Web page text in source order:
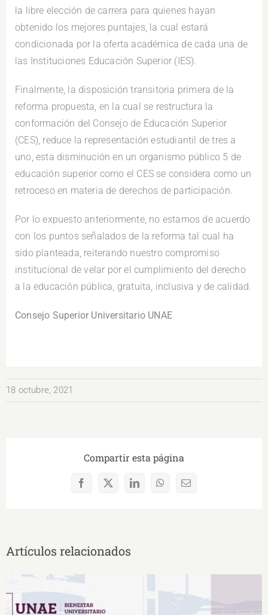
la libre elección de carrera para quienes hayan
obtenido los mejores puntajes, la cual estará
condicionada por la oferta académica de cada una de
las Instituciones Educación Superior (IES).
Finalmente, la disposición transitoria primera de la
reforma propuesta, en la cual se restructura la
conformación del Consejo de Educación Superior
(CES), reduce la representación estudiantil de tres a
uno, esta disminución en un organismo público 5 de
educación superior como el CES se considera como un
retroceso en materia de derechos de participación.
Por lo expuesto anteriormente, no estamos de acuerdo
con los puntos señalados de la reforma tal cual ha
sido planteada, reiterando nuestro compromiso
institucional de velar por el cumplimiento del derecho
a la educación pública, gratuita, inclusiva y de calidad.
Consejo Superior Universitario UNAE
18 octubre, 2021
Compartir esta página
Facebook
X LinkedInWhatsAppCorreo
Artículos relacionados